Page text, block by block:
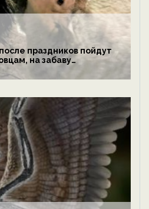
праздников пойдут
на забаву
леопардам — новости